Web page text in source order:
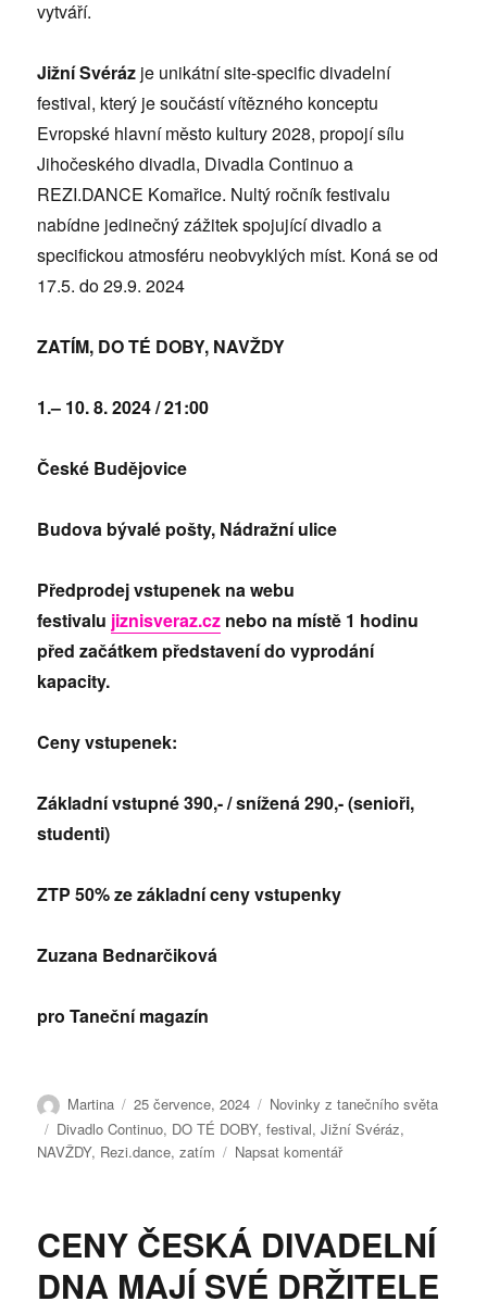
vytváří.
Jižní Svéráz je unikátní site-specific divadelní
festival, který je součástí vítězného konceptu
Evropské hlavní město kultury 2028, propojí sílu
Jihočeského divadla, Divadla Continuo a
REZI.DANCE Komařice. Nultý ročník festivalu
nabídne jedinečný zážitek spojující divadlo a
specifickou atmosféru neobvyklých míst. Koná se od
17.5. do 29.9. 2024
ZATÍM, DO TÉ DOBY, NAVŽDY
1.– 10. 8. 2024 / 21:00
České Budějovice
Budova bývalé pošty, Nádražní ulice
Předprodej vstupenek na webu
festivalu jiznisveraz.cz nebo na místě 1 hodinu
před začátkem představení do vyprodání
kapacity.
Ceny vstupenek:
Základní vstupné 390,- / snížená 290,- (senioři,
studenti)
ZTP 50% ze základní ceny vstupenky
Zuzana Bednarčiková
pro Taneční magazín
Autor:
Martina Publikováno:
25 července, 2024 Rubriky:
Novinky z tanečního světa
Štítky:
Divadlo Continuo, DO TÉ DOBY,festival,Jižní Svéráz,
NAVŽDY, Rezi.dance,zatím Napsat komentářpro
ZATÍM,
DO
TÉ
CENY ČESKÁ DIVADELNÍ
DNA MAJÍ SVÉ DRŽITELE